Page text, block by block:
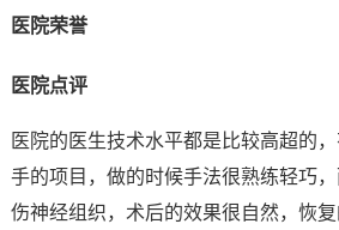
医院荣誉
医院点评
医院的医生技术水平都是比较高超的
手的项目，做的时候手法很熟练轻巧
伤神经组织，术后的效果很自然，恢复